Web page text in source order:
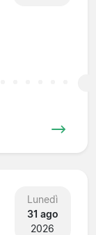
Lunedì
31 ago
2026